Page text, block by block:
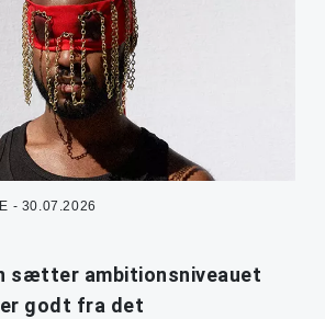
- 30.07.2026
sætter ambitionsniveauet
godt fra det